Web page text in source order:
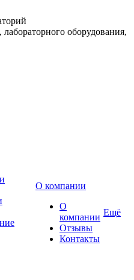
оборудования,
О компании
О
компании
Отзывы
Контакты
Ещё